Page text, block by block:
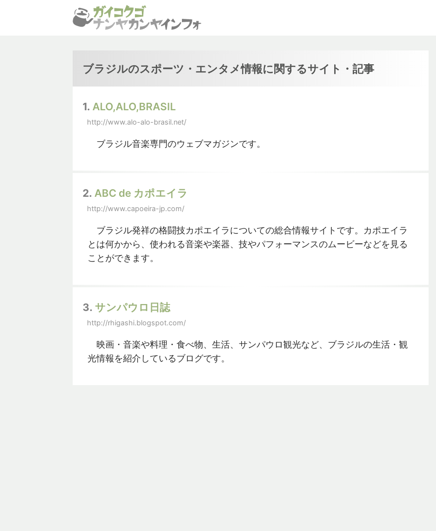
ブラジルのスポーツ・エンタメ情報に関するサイト・記事
1. ALO,ALO,BRASIL
http://www.alo-alo-brasil.net/
ブラジル音楽専門のウェブマガジンです。
2. ABC de カポエイラ
http://www.capoeira-jp.com/
ブラジル発祥の格闘技カポエイラについての総合情報サイトです。カポエイラ
とは何かから、使われる音楽や楽器、技やパフォーマンスのムービーなどを見る
ことができます。
3. サンパウロ日誌
http://rhigashi.blogspot.com/
映画・音楽や料理・食べ物、生活、サンパウロ観光など、ブラジルの生活・観
光情報を紹介しているブログです。